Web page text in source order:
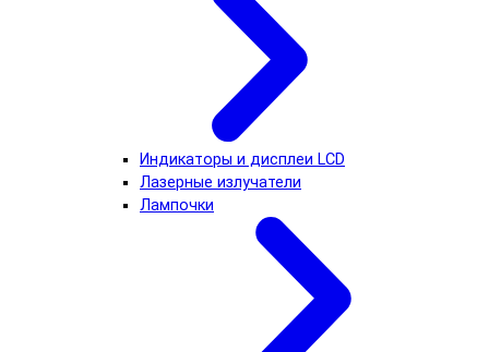
Индикаторы и дисплеи LCD
Лазерные излучатели
Лампочки